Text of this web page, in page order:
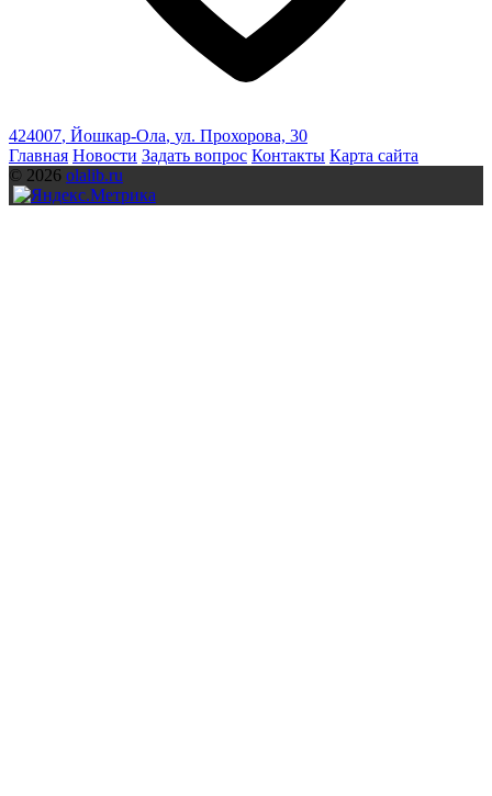
424007, Йошкар-Ола, ул. Прохорова, 30
Главная Новости Задать вопрос Контакты Карта сайта
© 2026 olalib.ru